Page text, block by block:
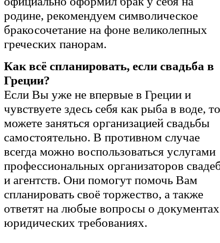
родине, рекомендуем символическое
бракосочетание на фоне великолепных
греческих панорам.
Как всё спланировать, если свадьба в
Греции?
Если Вы уже не впервые в Греции и
чувствуете здесь себя как рыба в воде, то
можете заняться организацией свадьбы
самостоятельно. В противном случае
всегда можно воспользоваться услугами
профессиональных организаторов
и агентств. Они помогут помочь Вам
спланировать своё торжество, а также
ответят на любые вопросы о
юридических требованиях.